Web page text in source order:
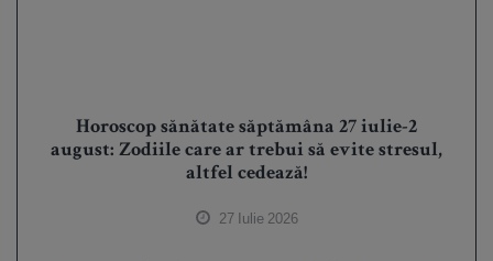
Horoscop sănătate săptămâna 27 iulie-2
august: Zodiile care ar trebui să evite stresul,
altfel cedează!
27 Iulie 2026